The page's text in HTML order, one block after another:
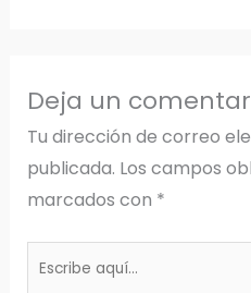
Deja un
Tu dirección de correo
publicada. Los campos
marcados con *
Escribe